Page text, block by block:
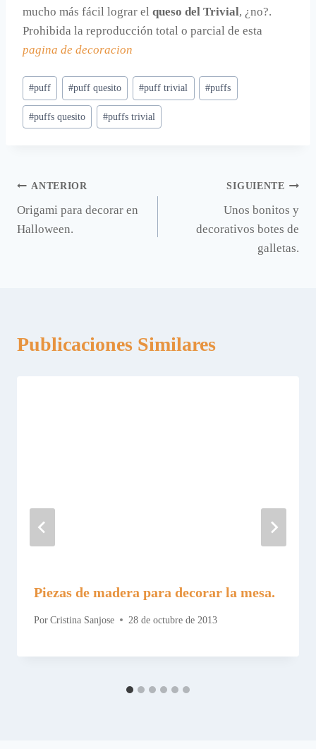
mucho más fácil lograr el queso del Trivial, ¿no?.
Prohibida la reproducción total o parcial de esta
pagina de decoracion
Etiquetas
de
la
#puff #puff quesito #puff trivial #puffs
#puffs quesito #puffs trivial
Navegación
de
ANTERIOR
Origami para decorar en
Halloween.
SIGUIENTE
Unos bonitos y
decorativos botes de
galletas.
Publicaciones Similares
Piezas de madera para decorar la mesa.
Por Cristina Sanjose 28 de octubre de 2013